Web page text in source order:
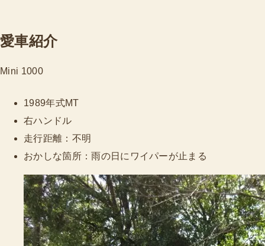
愛車紹介
Mini 1000
1989年式MT
右ハンドル
走行距離：不明
おかしな箇所：雨の日にワイパーが止まる